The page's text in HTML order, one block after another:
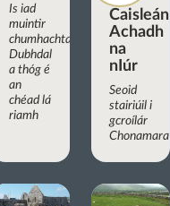
Is iad
muintir
chumhachtach
Dubhdal
a thóg é
an
chéad lá
riamh
Caisleán
Achadh
na
nIúr
Seoid
stairiúil i
gcroílár
Chonamara